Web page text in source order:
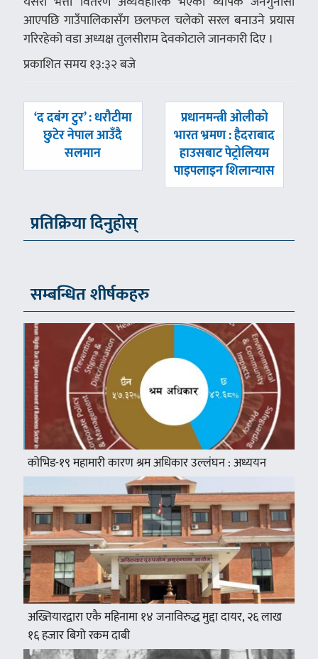
आएपछि गाउँपालिकासँग छलफल चलेको सरल बनाउने प्रयास
गरिरहेको वडा अध्यक्ष तुलसीराम देवकोटाले जानकारी दिए ।
प्रकाशित समय १३:३२ बजे
पछिल्लाे
‘द दबंग टुर’ : धरौटीमा
छुटेर नेपाल आउँदै
सलमान
अघिल्लाे
-
प्रधानमन्त्री ओलीको
भारत भ्रमण : हैदराबाद
हाउसबाट पेट्रोलियम
पाइपलाइन शिलान्यास
प्रतिक्रिया दिनुहोस्
सम्बन्धित शीर्षकहरु
कोभिड-१९ महामारी कारण श्रम अधिकार उल्लंघन : अध्ययन
अख्तियारद्वारा एकै महिनामा १४ जनाविरुद्ध मुद्दा दायर, २६ लाख
१६ हजार बिगो रकम दाबी